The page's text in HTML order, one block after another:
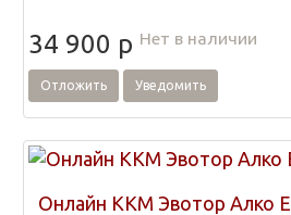
34 900 p Нет в наличии
Отложить Уведомить
Онлайн ККМ Эвотор Алко